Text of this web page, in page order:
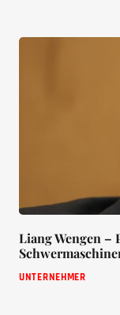
Liang Wengen –
UNTERNEHMER